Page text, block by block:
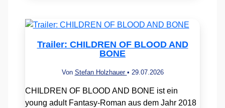
Trailer: CHILDREN OF BLOOD AND
BONE
Von Stefan Holzhauer • 29.07.2026
CHILDREN OF BLOOD AND BONE ist ein
young adult Fantasy-Roman aus dem Jahr 2018